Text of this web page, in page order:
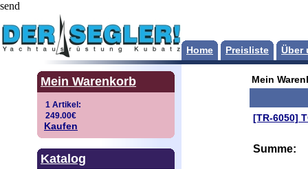
send
Home Preisliste Über
Mein Warenkorb
Kaufen
Katalog
Mein
[TR-6050]
Summe: